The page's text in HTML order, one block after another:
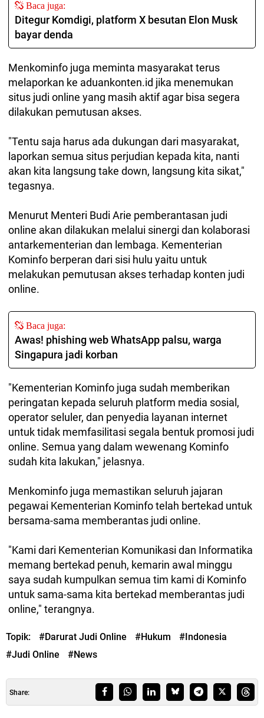
Baca juga:
Ditegur Komdigi, platform X besutan Elon Musk
bayar denda
Menkominfo juga meminta masyarakat terus
melaporkan ke aduankonten.id jika menemukan
situs judi online yang masih aktif agar bisa segera
dilakukan pemutusan akses.
"Tentu saja harus ada dukungan dari masyarakat,
laporkan semua situs perjudian kepada kita, nanti
akan kita langsung take down, langsung kita sikat,"
tegasnya.
Menurut Menteri Budi Arie pemberantasan judi
online akan dilakukan melalui sinergi dan kolaborasi
antarkementerian dan lembaga. Kementerian
Kominfo berperan dari sisi hulu yaitu untuk
melakukan pemutusan akses terhadap konten judi
online.
Baca juga:
Awas! phishing web WhatsApp palsu, warga
Singapura jadi korban
"Kementerian Kominfo juga sudah memberikan
peringatan kepada seluruh platform media sosial,
operator seluler, dan penyedia layanan internet
untuk tidak memfasilitasi segala bentuk promosi judi
online. Semua yang dalam wewenang Kominfo
sudah kita lakukan," jelasnya.
Menkominfo juga memastikan seluruh jajaran
pegawai Kementerian Kominfo telah bertekad untuk
bersama-sama memberantas judi online.
"Kami dari Kementerian Komunikasi dan Informatika
memang bertekad penuh, kemarin awal minggu
saya sudah kumpulkan semua tim kami di Kominfo
untuk sama-sama kita bertekad memberantas judi
online," terangnya.
Topik: #Darurat Judi Online #Hukum
#Indonesia
#Judi Online
#News
Share: